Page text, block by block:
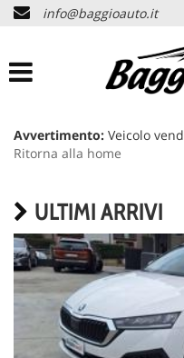
AZIENDA
LISTA VEICOLI
ASSISTENZA
SERVIZI
CONTATTI
info@baggioauto.it
Avvertimento: Veicolo
Ritorna alla home
ULTIMI ARRIVI